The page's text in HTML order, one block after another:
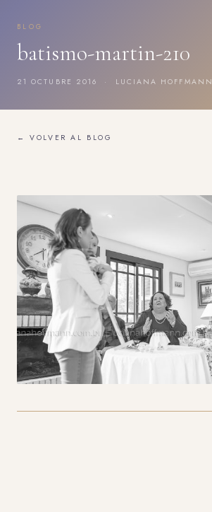
BLOG
batismo-martin-210
21 OCTUBRE 2016 · LUCIANA HOFFMANN
← VOLVER AL BLOG